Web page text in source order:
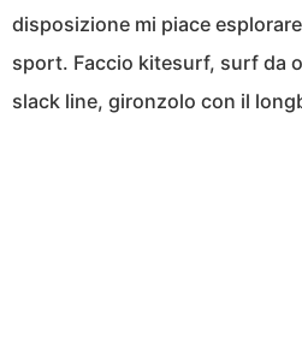
disposizione mi piace
sport. Faccio kitesurf, surf da
slack line, gironzolo con il